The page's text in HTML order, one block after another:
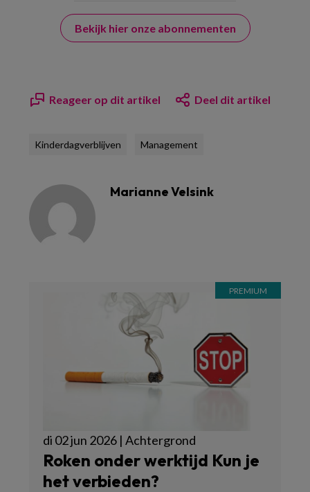
Bekijk hier onze abonnementen
Reageer op dit artikel Deel dit artikel
Kinderdagverblijven Management
Marianne Velsink
di 02 jun 2026 | Achtergrond
Roken onder werktijd Kun je
het verbieden?